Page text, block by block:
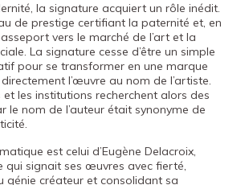
la signature acquiert un rôle inédit.
de prestige certifiant la paternité et, en
vers le marché de l’art et la
La signature cesse d’être un simple
pour se transformer en une marque
l’œuvre au nom de l’artiste.
et les institutions recherchent alors des
le nom de l’auteur était synonyme de
est celui d’Eugène Delacroix,
qui signait ses œuvres avec fierté,
génie créateur et consolidant sa